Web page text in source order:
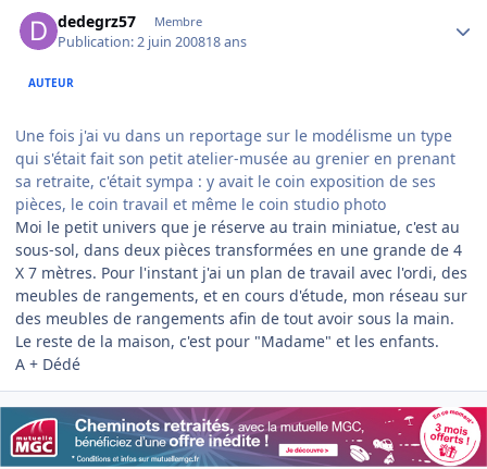
dedegrz57 Membre
Publication:2 juin 200818 ans
AUTEUR
Une fois j'ai vu dans un reportage sur le modélisme un type
qui s'était fait son petit atelier-musée au grenier en prenant
sa retraite, c'était sympa : y avait le coin exposition de ses
pièces, le coin travail et même le coin studio photo
Moi le petit univers que je réserve au train miniatue, c'est au
sous-sol, dans deux pièces transformées en une grande de 4
X 7 mètres. Pour l'instant j'ai un plan de travail avec l'ordi, des
meubles de rangements, et en cours d'étude, mon réseau sur
des meubles de rangements afin de tout avoir sous la main.
Le reste de la maison, c'est pour "Madame" et les enfants.
A + Dédé